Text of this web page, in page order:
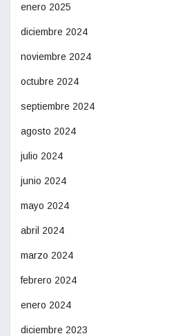
enero 2025
diciembre 2024
noviembre 2024
octubre 2024
septiembre 2024
agosto 2024
julio 2024
junio 2024
mayo 2024
abril 2024
marzo 2024
febrero 2024
enero 2024
diciembre 2023